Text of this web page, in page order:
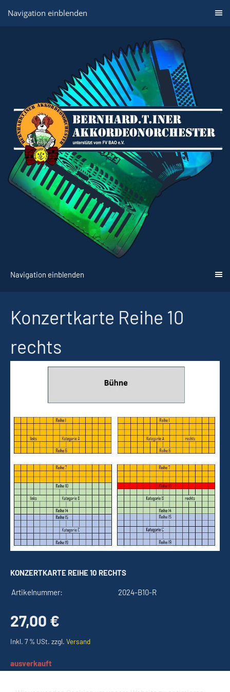
Navigation einblenden
Navigation einblenden
Konzertkarte Reihe 10
rechts
KONZERTKARTE REIHE 10 RECHTS
Artikelnummer: 2024-B10-R
27,00 €
Inkl. 7 % USt. zzgl. Versand
ausverkauft